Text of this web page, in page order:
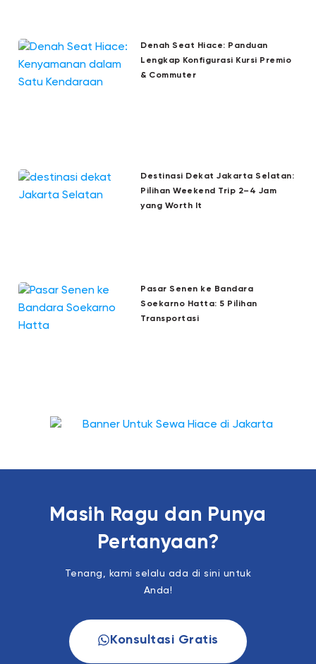
Denah Seat Hiace: Panduan
Lengkap Konfigurasi Kursi Premio
& Commuter
Destinasi Dekat Jakarta Selatan:
Pilihan Weekend Trip 2–4 Jam
yang Worth It
Pasar Senen ke Bandara
Soekarno Hatta: 5 Pilihan
Transportasi
Masih Ragu dan Punya
Pertanyaan?
Tenang, kami selalu ada di sini untuk
Anda!
Konsultasi Gratis